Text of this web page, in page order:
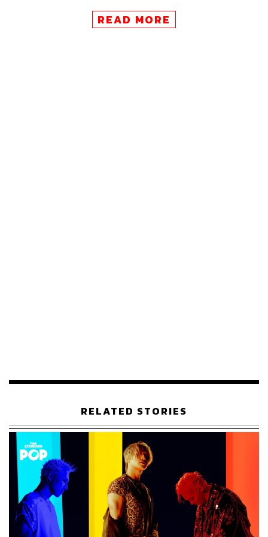
ขณะที่ฝั่งเกาหลีเหนือยังไม่ตอบรับข้อเสนอดังกล่าวของ
เกาหลีใต้ ที่ผ่านมาเกาหลีเหนือปฏิเสธการพูดคุยมาโดยตลอด
ตั้งแต่ประธานาธิบดีมุนแจอิน (Moon Jae-in) ได้รับเลือก
โดนปลดออกจากตำแหน่งด้วยข้อหาทุจริต
คอร์รัปชัน เขาพูดถึงนโยบายการหันหน้าเจรจากับ
เกาหลีเหนือหลายครั้ง แม้ล่าสุดเกาหลีเหนือจะเพิ่งทดสอบ
ขีปนาวุธข้ามทวีปก็ตาม
เกาหลีใต้ตั้งใจจัดการเจรจากับเกาหลีเหนือในวันที่ 21
กรกฎาคม 2017 ที่อาคาร Tongligak ในบริเวณหมู่บ้าน
Panmunjom เขตปลอดทหารระหว่างเกาหลีใต้กับ
เกาหลีเหนือ ซึ่งเป็นสถานที่ที่ทั้งสองประเทศเคยเจรจากันก่อน
หน้านี้
READ MORE
RELATED STORIES